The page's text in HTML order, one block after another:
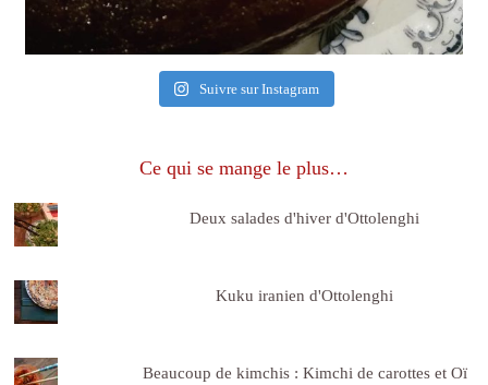
Suivre sur Instagram
Ce qui se mange le plus…
Deux salades d'hiver d'Ottolenghi
Kuku iranien d'Ottolenghi
Beaucoup de kimchis : Kimchi de carottes et Oï